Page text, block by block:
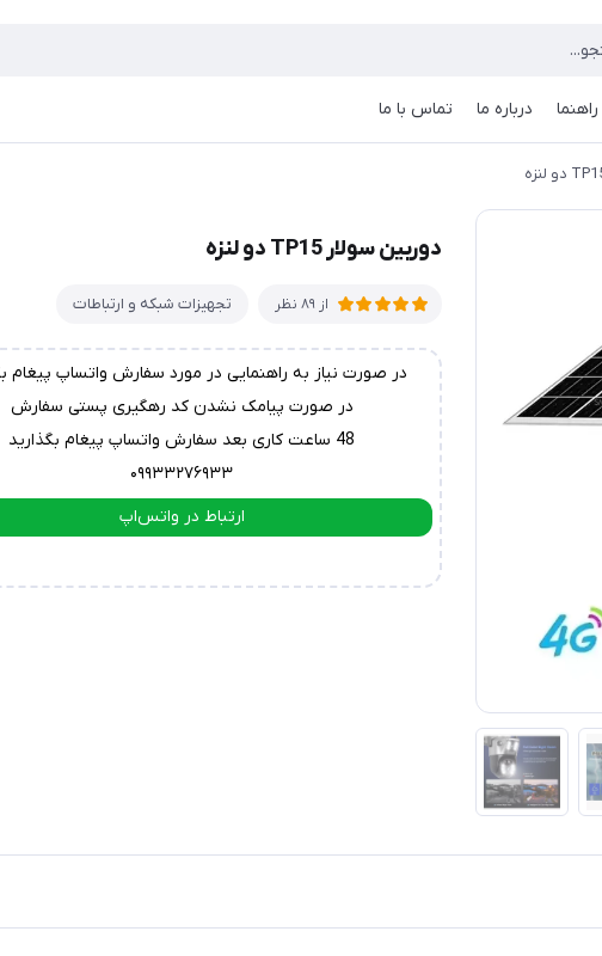
راهنما درباره ما تماس با ما
دوربین سولار TP15 دو لنزه
از 89 نظر تجهیزات شبکه و ارتباطات
در صورت نیاز به راهنمایی در مورد سفارش واتساپ پیغام
در صورت پیامک نشدن کد رهگیری پستی سفارش
48 ساعت کاری بعد سفارش واتساپ پیغام بگذارید
۰۹۹۳۳۲۷۶۹۳۳
ارتباط در واتس‌اپ